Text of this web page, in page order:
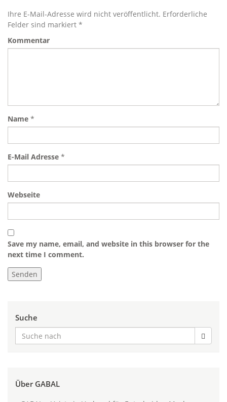
Ihre E-Mail-Adresse wird nicht veröffentlicht. Erforderliche
Felder sind markiert *
Kommentar
Name *
E-Mail Adresse *
Webseite
Save my name, email, and website in this browser for the
next time I comment.
Suche
Über GABAL